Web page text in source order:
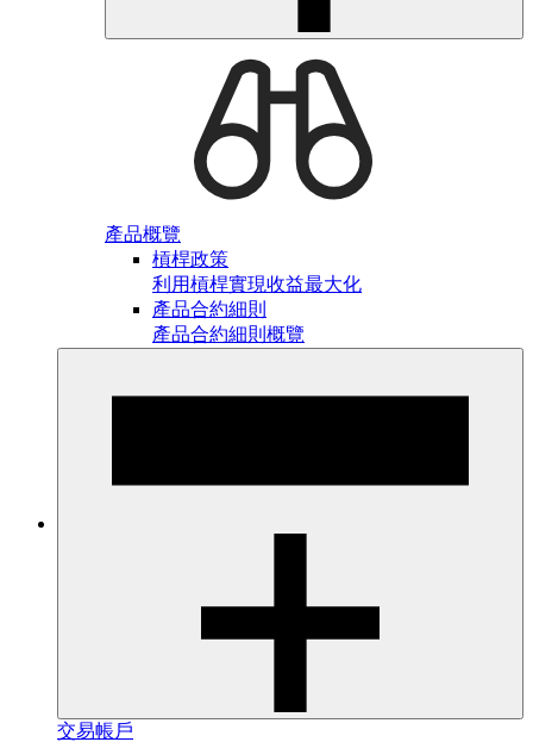
產品概覽
槓桿政策
利用槓桿實現收益最大化
產品合約細則
產品合約細則概覽
交易帳戶